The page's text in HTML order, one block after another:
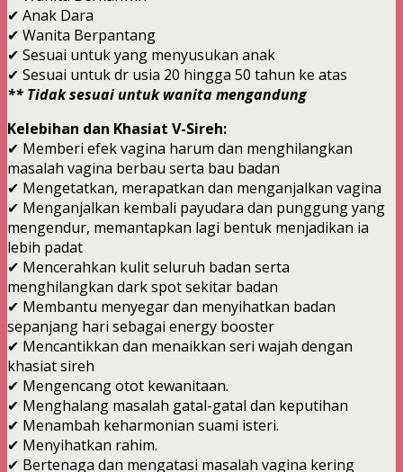
✔ Anak Dara
✔ Wanita Berpantang
✔ Sesuai untuk yang menyusukan anak
✔ Sesuai untuk dr usia 20 hingga 50 tahun ke atas
** Tidak sesuai untuk wanita mengandung
Kelebihan dan Khasiat V-Sireh:
✔ Memberi efek vagina harum dan menghilangkan
masalah vagina berbau serta bau badan
✔ Mengetatkan, merapatkan dan menganjalkan vagina
✔ Menganjalkan kembali payudara dan punggung yang
mengendur, memantapkan lagi bentuk menjadikan ia
lebih padat
✔ Mencerahkan kulit seluruh badan serta
menghilangkan dark spot sekitar badan
✔ Membantu menyegar dan menyihatkan badan
sepanjang hari sebagai energy booster
✔ Mencantikkan dan menaikkan seri wajah dengan
khasiat sireh
✔ Mengencang otot kewanitaan.
✔ Menghalang masalah gatal-gatal dan keputihan
✔ Menambah keharmonian suami isteri.
✔ Menyihatkan rahim.
✔ Bertenaga dan mengatasi masalah vagina kering